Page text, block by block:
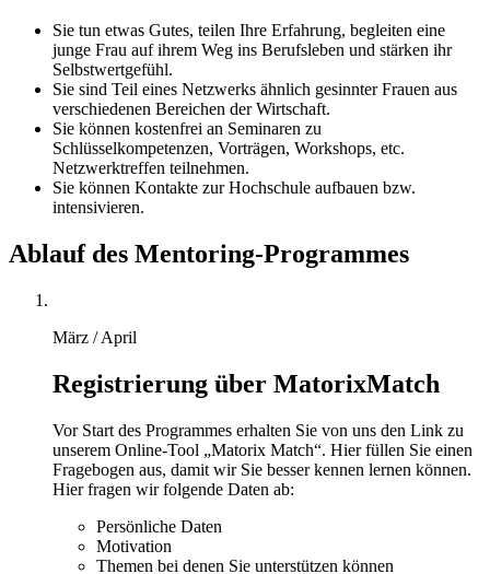
Sie tun etwas Gutes, teilen Ihre Erfahrung, begleiten eine
junge Frau auf ihrem Weg ins Berufsleben und stärken ihr
Selbstwertgefühl.
Sie sind Teil eines Netzwerks ähnlich gesinnter Frauen aus
verschiedenen Bereichen der Wirtschaft.
Sie können kostenfrei an Seminaren zu
Schlüsselkompetenzen, Vorträgen, Workshops, etc.
Netzwerktreffen teilnehmen.
Sie können Kontakte zur Hochschule aufbauen bzw.
intensivieren.
Ablauf des Mentoring-Programmes
März / April
Registrierung über MatorixMatch
Vor Start des Programmes erhalten Sie von uns den Link zu
unserem Online-Tool „Matorix Match“. Hier füllen Sie einen
Fragebogen aus, damit wir Sie besser kennen lernen können.
Hier fragen wir folgende Daten ab:
Persönliche Daten
Motivation
Themen bei denen Sie unterstützen können